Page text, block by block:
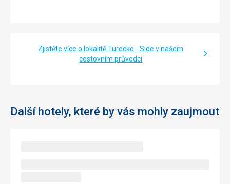
Zjistěte více o lokalitě Turecko - Side v našem
cestovním průvodci
Další hotely, které by vás mohly zaujmout